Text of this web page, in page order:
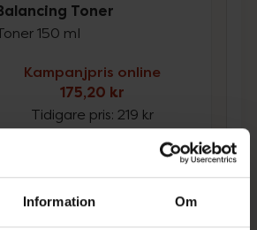
Information Om
Toner
150 ml
Kampanjpris online
175,20 kr
Tidigare pris: 219 kr
för
Köp båda